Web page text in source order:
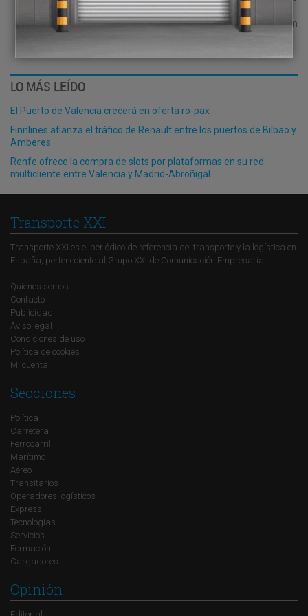
javier.miranda@grupoxxi.com
LO MÁS LEÍDO
El Puerto de Valencia crecerá en oferta ro-pax
Finnlines afianza el tráfico de Renault entre los puertos de Bilbao y
Amberes
Renfe ofrece la compra de slots por plataformas en su red
multicliente entre Valencia y Madrid-Abroñigal
Transporte XXI
Transporte XXI es el periódico de referencia del transporte y la logística en
España, perteneciente al Grupo XXI de Comunicación Empresarial.
Quienes somos
Contacto
Publicidad
Aviso legal
Condiciones de uso
Política de cookies
Mi cuenta
Secciones
Política
Carretera
Ferrocarril
Marítimo
Aéreo
Transitarios
Operadores logísticos
Express
Tecnologías
Servicios
Formación
Cargadores
Opinión